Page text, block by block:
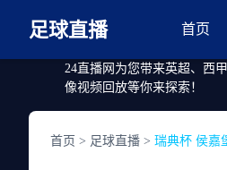
足球直播 首页
24直播网为您带来英超、西
像视频回放等你来探索！
首页 > 足球直播 > 瑞典杯 侯嘉